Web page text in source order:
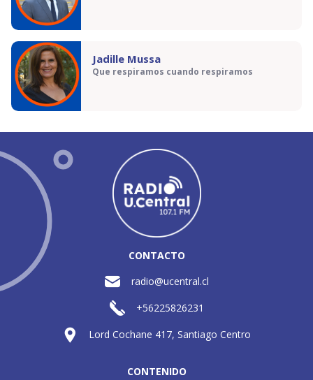
Jadille Mussa
Que respiramos cuando respiramos
CONTACTO
radio@ucentral.cl
+56225826231
Lord Cochane 417, Santiago Centro
CONTENIDO